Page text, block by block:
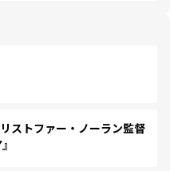
ストファー・ノーラン監督